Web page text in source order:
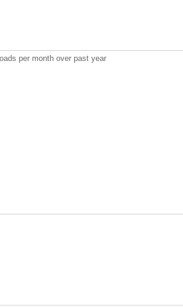
per month over past year